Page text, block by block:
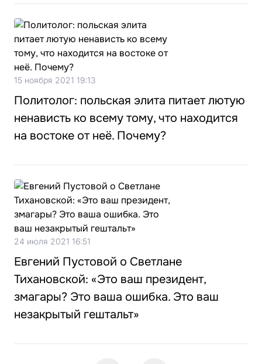
15 ноября 2021 19:13
Политолог: польская элита питает лютую
ненависть ко всему тому, что находится
на востоке от неё. Почему?
24 июля 2021 16:51
Евгений Пустовой о Светлане
Тихановской: «Это ваш президент,
змагары? Это ваша ошибка. Это ваш
незакрытый гештальт»